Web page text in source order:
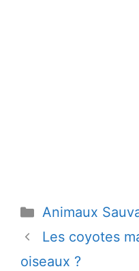
Catégories
Animaux
Les coyotes
oiseaux ?